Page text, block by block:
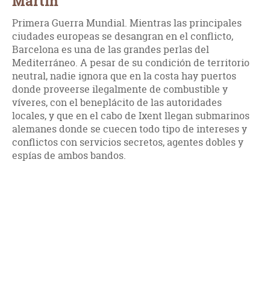
Primera Guerra Mundial. Mientras las principales
ciudades europeas se desangran en el conflicto,
Barcelona es una de las grandes perlas del
Mediterráneo. A pesar de su condición de territorio
neutral, nadie ignora que en la costa hay puertos
donde proveerse ilegalmente de combustible y
víveres, con el beneplácito de las autoridades
locales, y que en el cabo de Ixent llegan submarinos
alemanes donde se cuecen todo tipo de intereses y
conflictos con servicios secretos, agentes dobles y
espías de ambos bandos.